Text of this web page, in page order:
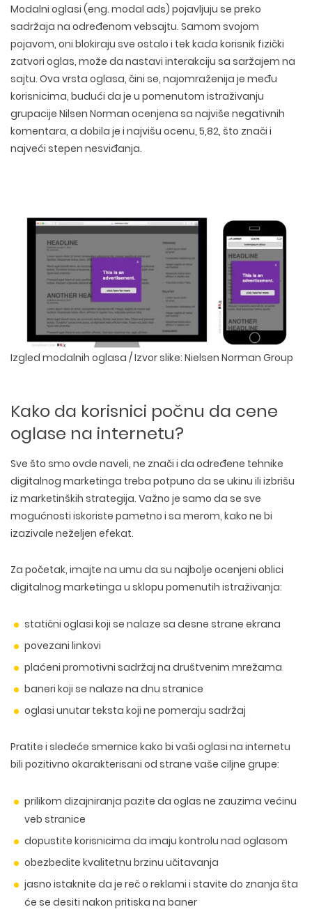
WEB TEHNOLOGIJE
WORDPRESS
ECOMMERCE
DIZAJN WEB SAJTA
UI/UX DIZAJN
SEO OPTIMIZACIJA
Modalni oglasi (eng. modal ads) pojavljuju se preko
sadržaja na određenom vebsajtu. Samom svojom
pojavom, oni blokiraju sve ostalo i tek kada korisnik fizički
zatvori oglas, može da nastavi interakciju sa saržajem na
sajtu. Ova vrsta oglasa, čini se, najomraženija je među
korisnicima, budući da je u pomenutom istraživanju
grupacije Nilsen Norman ocenjena sa najviše negativnih
komentara, a dobila je i najvišu ocenu, 5,82, što znači i
najveći stepen nesviđanja.
Izgled modalnih oglasa / Izvor slike: Nielsen Norman Group
Kako da korisnici počnu da cene
oglase na internetu?
Sve što smo ovde naveli, ne znači i da određene tehnike
digitalnog marketinga treba potpuno da se ukinu ili izbrišu
iz marketinških strategija. Važno je samo da se sve
mogućnosti iskoriste pametno i sa merom, kako ne bi
izazivale neželjen efekat.
Za početak, imajte na umu da su najbolje ocenjeni oblici
digitalnog marketinga u sklopu pomenutih istraživanja:
statični oglasi koji se nalaze sa desne strane ekrana
povezani linkovi
plaćeni promotivni sadržaj na društvenim mrežama
baneri koji se nalaze na dnu stranice
oglasi unutar teksta koji ne pomeraju sadržaj
Pratite i sledeće smernice kako bi vaši oglasi na internetu
bili pozitivno okarakterisani od strane vaše ciljne grupe:
prilikom dizajniranja pazite da oglas ne zauzima većinu
veb stranice
dopustite korisnicima da imaju kontrolu nad oglasom
obezbedite kvalitetnu brzinu učitavanja
jasno istaknite da je reč o reklami i stavite do znanja šta
će se desiti nakon pritiska na baner